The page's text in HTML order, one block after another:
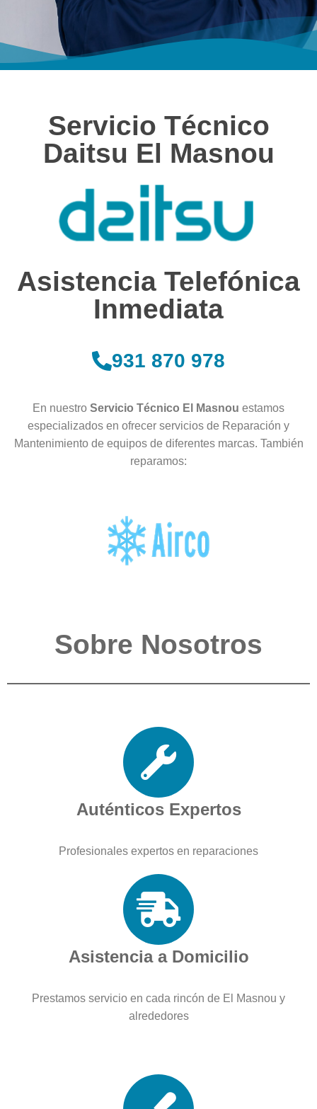
Servicio Técnico
Daitsu El Masnou
Asistencia Telefónica
Inmediata
931 870 978
En nuestro Servicio Técnico El Masnou estamos
especializados en ofrecer servicios de Reparación y
Mantenimiento de equipos de diferentes marcas. También
reparamos:
Sobre Nosotros
Auténticos Expertos
Profesionales expertos en reparaciones
Asistencia a Domicilio
Prestamos servicio en cada rincón de El Masnou y
alrededores